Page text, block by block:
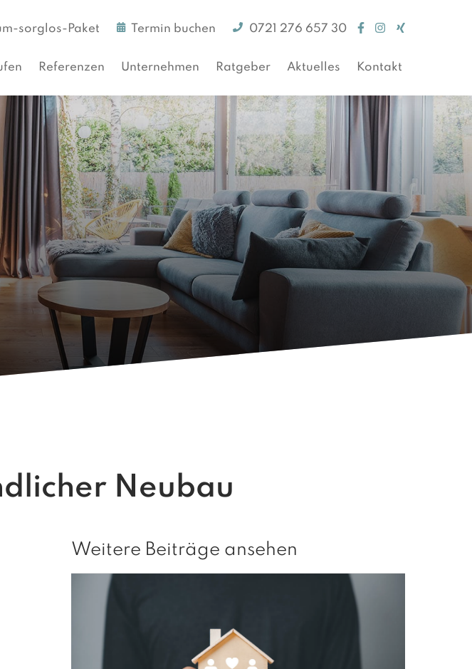
sorglos-Paket Termin buchen 0721 276 657 30
Referenzen Unternehmen Ratgeber Aktuelles Kontakt
Neubau
Weitere Beiträge ansehen